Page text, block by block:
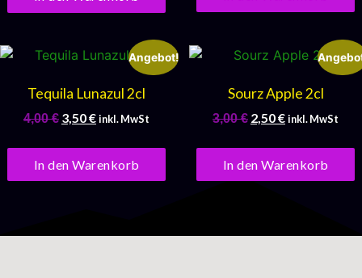
Angebot!
Tequila Lunazul 2cl
4,00€ 3,50€inkl. MwSt
In den Warenkorb
Sourz Apple 2cl
3,00€ 2,50€inkl. MwSt
In den Warenkorb